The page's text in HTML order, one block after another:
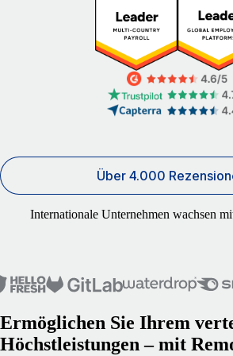
Über 4.000
Internationale Unternehmen wachsen
Ermöglichen Sie Ihrem
Höchstleistungen – mit